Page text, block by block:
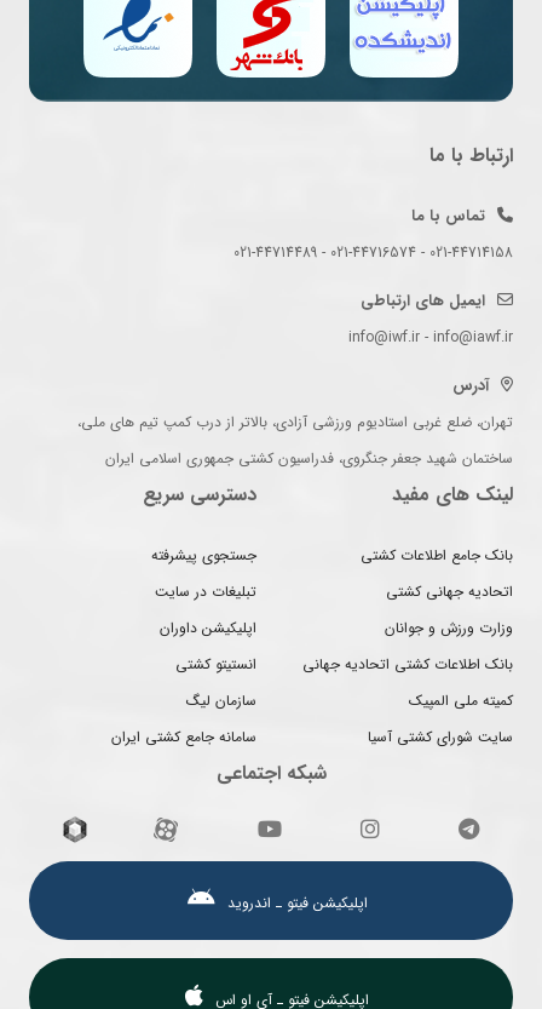
ارتباط با ما
تماس با ما
021-44714158 - 021-44716574 - 021-44714489
ایمیل های ارتباطی
info@iwf.ir - info@iawf.ir
آدرس
تهران، ضلع غربی استادیوم ورزشی آزادی، بالاتر از درب کمپ تیم های ملی،
ساختمان شهید جعفر جنگروی، فدراسیون کشتی جمهوری اسلامی ایران
لینک های مفید
بانک جامع اطلاعات کشتی
اتحادیه جهانی کشتی
وزارت ورزش و جوانان
بانک اطلاعات کشتی اتحادیه جهانی
کمیته ملی المپیک
سایت شورای کشتی آسیا
دسترسی سریع
جستجوی پیشرفته
تبلیغات در سایت
اپلیکیشن داوران
انستیتو کشتی
سازمان لیگ
سامانه جامع کشتی ایران
شبکه اجتماعی
اپلیکیشن فیتو ـ اندروید
اپلیکیشن فیتو ـ آی او اس